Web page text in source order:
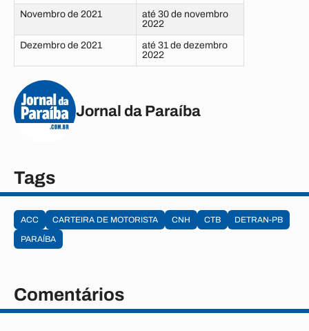
Novembro de 2021
até 30 de novembro
2022
Dezembro de 2021
até 31 de dezembro
2022
Jornal da Paraíba
Tags
ACC CARTEIRA DE MOTORISTA CNH CTB
DETRAN-PB
PARAÍBA
Comentários